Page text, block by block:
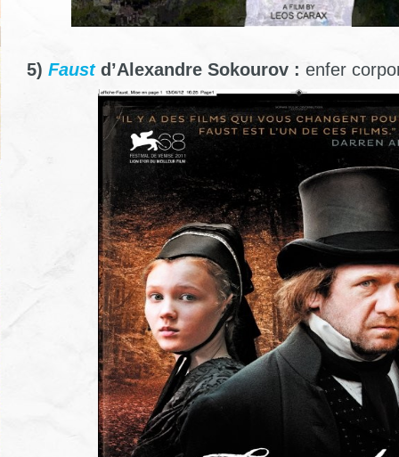
5) Faustd’Alexandre Sokourov : enfer